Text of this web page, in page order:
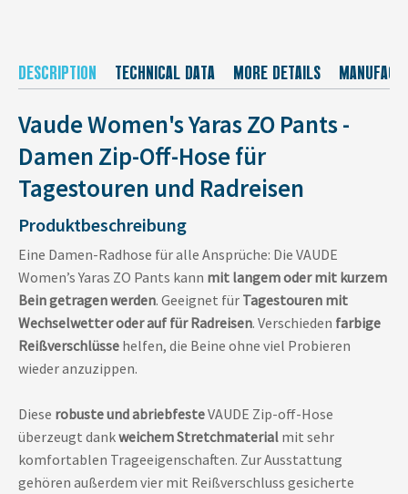
DESCRIPTION TECHNICAL DATA MORE DETAILS
Vaude Women's Yaras ZO Pants -
Damen Zip-Off-Hose für
Tagestouren und Radreisen
Produktbeschreibung
Eine Damen-Radhose für alle Ansprüche: Die VAUDE
Women’s Yaras ZO Pants kann mit langem oder mit kurzem
Bein getragen werden. Geeignet für Tagestouren mit
Wechselwetter oder auf für Radreisen. Verschieden farbige
Reißverschlüsse helfen, die Beine ohne viel Probieren
wieder anzuzippen.
Diese robuste und abriebfesteVAUDE Zip-off-Hose
überzeugt dankweichem Stretchmaterial mit sehr
komfortablen Trageeigenschaften. Zur Ausstattung
gehören außerdem vier mit Reißverschluss gesicherte